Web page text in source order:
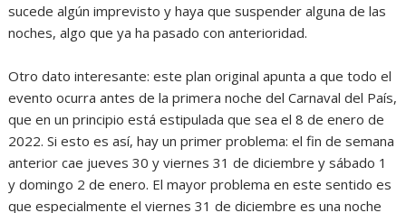
sucede algún imprevisto y haya que suspender alguna de las
noches, algo que ya ha pasado con anterioridad.
Otro dato interesante: este plan original apunta a que todo el
evento ocurra antes de la primera noche del Carnaval del País,
que en un principio está estipulada que sea el 8 de enero de
2022. Si esto es así, hay un primer problema: el fin de semana
anterior cae jueves 30 y viernes 31 de diciembre y sábado 1
y domingo 2 de enero. El mayor problema en este sentido es
que especialmente el viernes 31 de diciembre es una noche